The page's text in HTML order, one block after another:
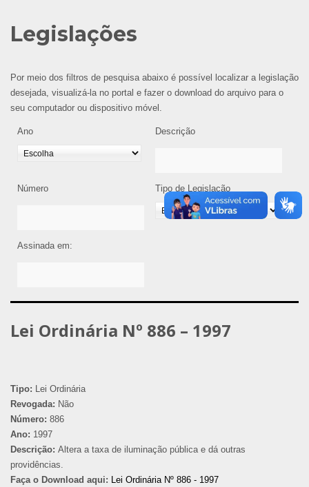
Legislações
Por meio dos filtros de pesquisa abaixo é possível localizar a legislação
desejada, visualizá-la no portal e fazer o download do arquivo para o
seu computador ou dispositivo móvel.
Ano Descrição
Número Tipo de Legislação
Assinada em:
Lei Ordinária Nº 886 – 1997
Tipo: Lei Ordinária
Revogada: Não
Número: 886
Ano: 1997
Descrição: Altera a taxa de iluminação pública e dá outras
providências.
Faça o Download aqui: Lei Ordinária Nº 886 - 1997